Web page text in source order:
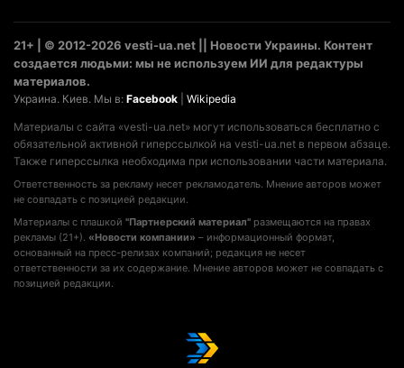
21+ | © 2012-2026 vesti-ua.net || Новости Украины. Контент
создается людьми: мы не используем ИИ для редактуры
материалов.
Украина. Киев. Мы в: Facebook Wikipedia
Материалы с сайта «vesti-ua.net» могут использоваться бесплатно с
обязательной активной гиперссылкой на vesti-ua.net в первом абзаце.
Также гиперссылка необходима при использовании части материала.
Ответственность за рекламу несет рекламодатель. Мнение авторов может
не совпадать с позицией редакции.
Материалы с плашкой "Партнерский материал" размещаются на правах
рекламы (21+). «Новости компании» – информационный формат,
основанный на пресс-релизах компаний; редакция не несет
ответственности за их содержание. Мнение авторов может не совпадать с
позицией редакции.